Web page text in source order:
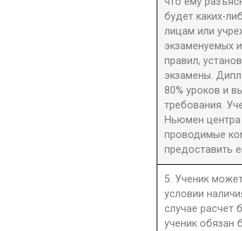
будет каких-
лицам или
экзаменуемых
правил,
экзамены.
80% уроков и
требования.
Ньюмен центра
проводимые
предоставить
5. Ученик
условии
случае расчет
ученик обязан